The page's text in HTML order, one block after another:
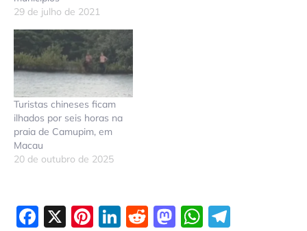
29 de julho de 2021
Turistas chineses ficam
ilhados por seis horas na
praia de Camupim, em
Macau
20 de outubro de 2025
Facebook
X Pinterest
LinkedIn
Reddit
Mastodon